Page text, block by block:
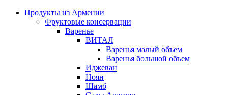
Продукты из Армении
Фруктовые консервации
Варенье
ВИТАЛ
Варенья малый объем
Варенья большой объем
Иджеван
Ноян
Шамб